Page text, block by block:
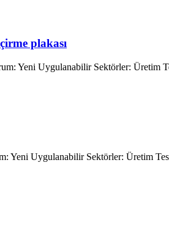
plakası
Yeni Uygulanabilir Sektörler: Üretim
Yeni Uygulanabilir Sektörler: Üretim